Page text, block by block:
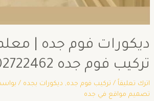
ديكورات فوم جده |
تركيب فوم جده 0502722462
اترك تعليقاً / تركيب فوم جده, ديكورات بجده /
تصميم مواقع في جده